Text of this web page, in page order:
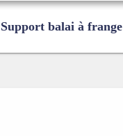
Support balai à frange